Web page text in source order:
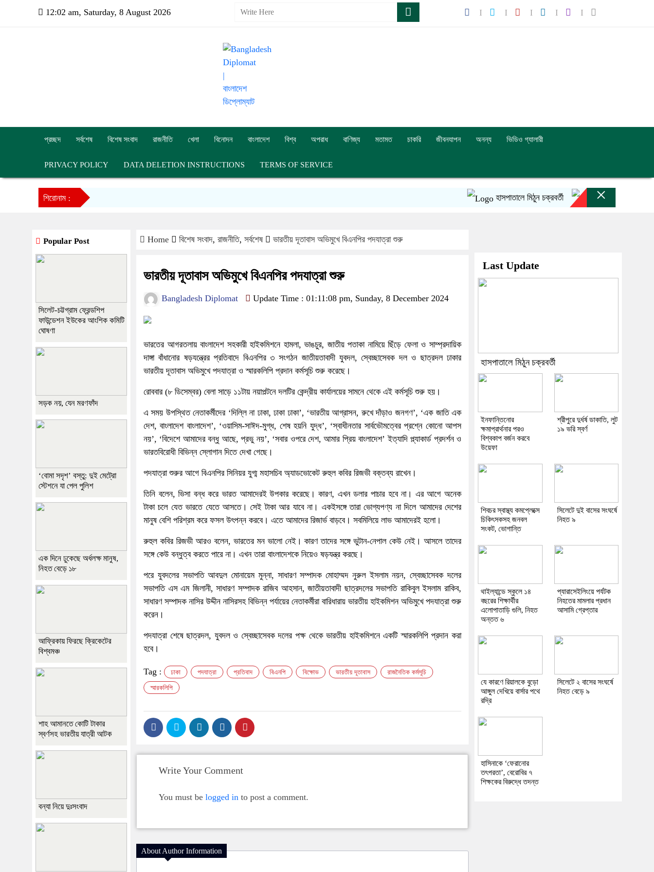
12:02 am, Saturday, 8 August 2026
প্রচ্ছদ সর্বশেষ বিশেষ সংবাদ রাজনীতি খেলা বিনোদন বাংলাদেশ বিশ্ব অপরাধ বাণিজ্য মতামত চাকরি জীবনযাপন অনন্য ভিডিও গ্যালারী
PRIVACY POLICY DATA DELETION INSTRUCTIONS TERMS OF SERVICE
শিরোনাম : হাসপাতালে মিঠুন চক্রবর্তী ইনফান্তিনোর
×
Home বিশেষ সংবাদ, রাজনীতি, সর্বশেষ ভারতীয় দূতাবাস অভিমুখে বিএনপির পদযাত্রা শুরু
ভারতীয় দূতাবাস অভিমুখে বিএনপির পদযাত্রা শুরু
Bangladesh Diplomat Update Time : 01:11:08 pm, Sunday, 8 December 2024
ভারতের আগরতলায় বাংলাদেশ সহকারী হাইকমিশনে হামলা, ভাঙচুর, জাতীয় পতাকা নামিয়ে ছিঁড়ে ফেলা ও সাম্প্রদায়িক
দাঙ্গা বাঁধানোর ষড়যন্ত্রের প্রতিবাদে বিএনপির ৩ সংগঠন জাতীয়তাবাদী যুবদল, স্বেচ্ছাসেবক দল ও ছাত্রদল ঢাকার
ভারতীয় দূতাবাস অভিমুখে পদযাত্রা ও স্মারকলিপি প্রদান কর্মসূচি শুরু করেছে।
রোববার (৮ ডিসেম্বর) বেলা সাড়ে ১১টায় নয়াপল্টনে দলটির কেন্দ্রীয় কার্যালয়ের সামনে থেকে এই কর্মসূচি শুরু হয়।
এ সময় উপস্থিত নেতাকর্মীদের ‘দিল্লি না ঢাকা, ঢাকা ঢাকা’, ‘ভারতীয় আগ্রাসন, রুখে দাঁড়াও জনগণ’, ‘এক জাতি এক
দেশ, বাংলাদেশ বাংলাদেশ’, ‘ওয়াসিম-সাঈদ-মুগ্ধ, শেষ হয়নি যুদ্ধ’, ‘স্বাধীনতার সার্বভৌমত্বের প্রশ্নে কোনো আপস
নয়’, ‘বিদেশে আমাদের বন্ধু আছে, প্রভু নয়’, ‘সবার ওপরে দেশ, আমার প্রিয় বাংলাদেশ’ ইত্যাদি প্ল্যাকার্ড প্রদর্শন ও
ভারতবিরোধী বিভিন্ন স্লোগান দিতে দেখা গেছে।
পদযাত্রা শুরুর আগে বিএনপির সিনিয়র যুগ্ম মহাসচিব অ্যাডভোকেট রুহুল কবির রিজভী বক্তব্য রাখেন।
তিনি বলেন, ভিসা বন্ধ করে ভারত আমাদেরই উপকার করেছে। কারণ, এখন ডলার পাচার হবে না। এর আগে অনেক
টাকা চলে যেত ভারতে যেতে আসতে। সেই টাকা আর যাবে না। একইসঙ্গে তারা ভোগ্যপণ্য না দিলে আমাদের দেশের
মানুষ বেশি পরিশ্রম করে ফসল উৎপন্ন করবে। এতে আমাদের রিজার্ভ বাড়বে। সবমিলিয়ে লাভ আমাদেরই হলো।
রুহুল কবির রিজভী আরও বলেন, ভারতের মন ভালো নেই। কারণ তাদের সঙ্গে ভুটান-নেপাল কেউ নেই। আসলে তাদের
সঙ্গে কেউ বন্ধুত্ব করতে পারে না। এখন তারা বাংলাদেশকে নিয়েও ষড়যন্ত্র করছে।
পরে যুবদলের সভাপতি আবদুল মোনায়েম মুন্না, সাধারণ সম্পাদক মোহাম্মদ নুরুল ইসলাম নয়ন, স্বেচ্ছাসেবক দলের
সভাপতি এস এম জিলানী, সাধারণ সম্পাদক রাজিব আহসান, জাতীয়তাবাদী ছাত্রদলের সভাপতি রাকিবুল ইসলাম রাকিব,
সাধারণ সম্পাদক নাসির উদ্দীন নাসিরসহ বিভিন্ন পর্যায়ের নেতাকর্মীরা বারিধারায় ভারতীয় হাইকমিশন অভিমুখে পদযাত্রা শুরু
করেন।
পদযাত্রা শেষে ছাত্রদল, যুবদল ও স্বেচ্ছাসেবক দলের পক্ষ থেকে ভারতীয় হাইকমিশনে একটি স্মারকলিপি প্রদান করা
হবে।
Tag : ঢাকা পদযাত্রা প্রতিবাদ বিএনপি বিক্ষোভ ভারতীয় দূতাবাস রাজনৈতিক কর্মসূচি
স্মারকলিপি
Write Your Comment
You must be logged in to post a comment.
About Author Information
Popular Post
সিলেট-চট্টগ্রাম ফ্রেন্ডশিপ
ফাউন্ডেশন ইউকের আংশিক কমিটি
ঘোষণা
সড়ক নয়, যেন মরণফাঁদ
‘বোমা সদৃশ’ বস্তু: দুই মেট্রো
স্টেশনে যা পেল পুলিশ
এক দিনে ঢুকেছে অর্ধলক্ষ মানুষ,
নিহত বেড়ে ১৮
আফ্রিকায় ফিরছে ক্রিকেটের
বিশ্বমঞ্চ
শাহ আমানতে কোটি টাকার
স্বর্ণসহ ভারতীয় যাত্রী আটক
বন্যা নিয়ে দুঃসংবাদ
Last Update
হাসপাতালে মিঠুন চক্রবর্তী
ইনফান্তিনোর
ক্ষমাপ্রার্থনার পরও
বিশ্বকাপ বর্জন করবে
উয়েফা
শ্রীপুরে দুর্ধর্ষ ডাকাতি, লুট
১৯ ভরি স্বর্ণ
শিবচর স্বাস্থ্য কমপ্লেক্সে
চিকিৎসকসহ জনবল
সংকট, ভোগান্তি
সিলেটে দুই বাসের সংঘর্ষে
নিহত ৯
থাইল্যান্ডে স্কুলে ১৪
বছরের শিক্ষার্থীর
এলোপাতাড়ি গুলি, নিহত
অন্তত ৬
প্যারাসেইলিংয়ে পর্যটক
নিহতের মামলার প্রধান
আসামি গ্রেপ্তার
যে কারণে রিয়ালকে বুড়ো
আঙ্গুল দেখিয়ে বার্সার পথে
রদ্রি
সিলেটে ২ বাসের সংঘর্ষে
নিহত বেড়ে ৯
হাসিনাকে ‘ফেরানোর
তৎপরতা’, বেরোবির ৭
শিক্ষকের বিরুদ্ধে তদন্ত